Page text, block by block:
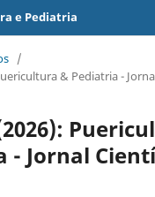
e Pediatria
/
& Pediatria -
- Jornal